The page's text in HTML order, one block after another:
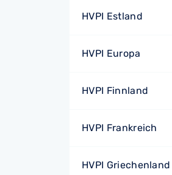
HVPI Estland
HVPI Europa
HVPI Finnland
HVPI Frankreich
HVPI Griechenland